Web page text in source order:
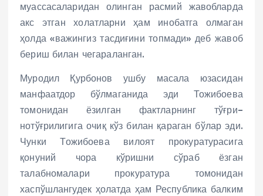
муассасаларидан олинган расмий жавобларда
акс этган холатларни ҳам инобатга олмаган
ҳолда «важингиз тасдиғини топмади» деб жавоб
бериш билан чегараланган.
Муродил Қурбонов ушбу масала юзасидан
манфаатдор бўлмаганида эди Тожибоева
томонидан ёзилган фактларнинг тўғри–
нотўғрилигига очиқ кўз билан қараган бўлар эди.
Чунки Тожибоева вилоят прокуратурасига
қонуний чора кўришни сўраб ёзган
талабномалари прокуратура томонидан
хаспўшлангудек ҳолатда ҳам Республика балким